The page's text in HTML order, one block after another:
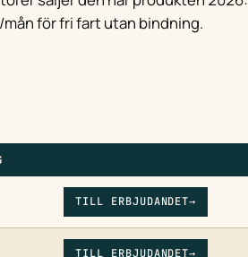
för fri fart utan bindning.
TILL ERBJUDANDET→
TILL ERBJUDANDET→